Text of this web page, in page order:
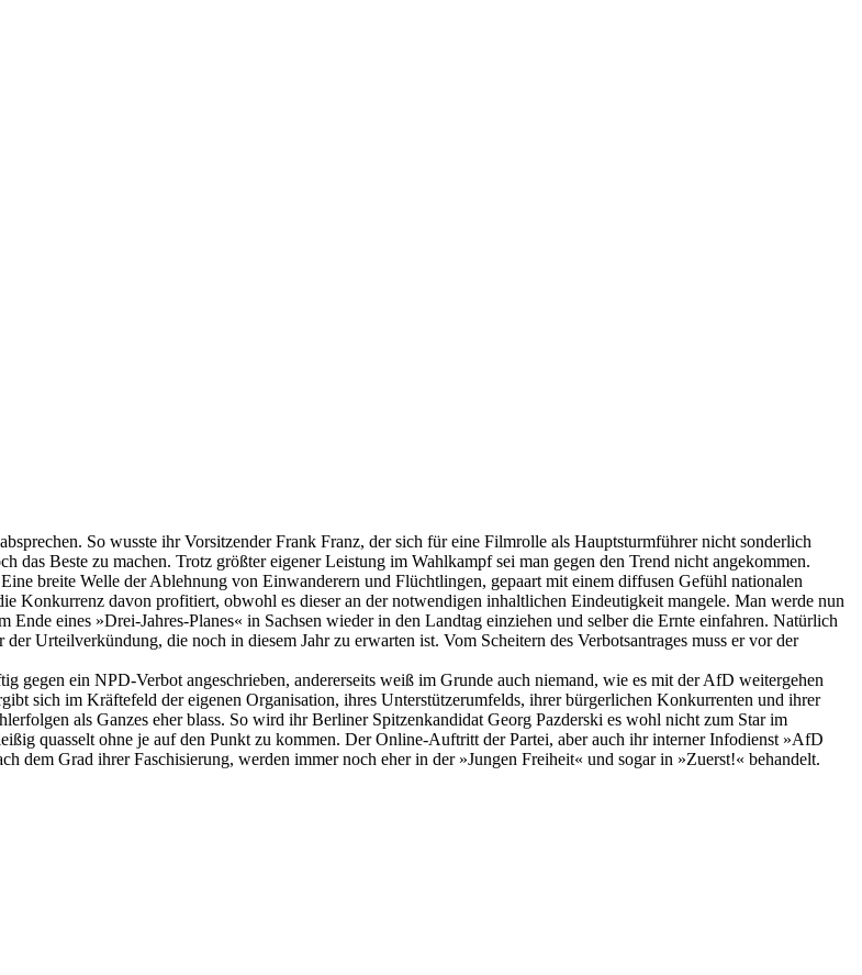
So wusste ihr Vorsitzender Frank Franz, der sich für eine Filmrolle als Hauptsturmführer nicht sonderlich
Beste zu machen. Trotz größter eigener Leistung im Wahlkampf sei man gegen den Trend nicht angekommen.
breite Welle der Ablehnung von Einwanderern und Flüchtlingen, gepaart mit einem diffusen Gefühl nationalen
Konkurrenz davon profitiert, obwohl es dieser an der notwendigen inhaltlichen Eindeutigkeit mangele. Man werde nun
eines »Drei-Jahres-Planes« in Sachsen wieder in den Landtag einziehen und selber die Ernte einfahren. Natürlich
Urteilverkündung, die noch in diesem Jahr zu erwarten ist. Vom Scheitern des Verbotsantrages muss er vor der
ein NPD-Verbot angeschrieben, andererseits weiß im Grunde auch niemand, wie es mit der AfD weitergehen
sich im Kräftefeld der eigenen Organisation, ihres Unterstützerumfelds, ihrer bürgerlichen Konkurrenten und ihrer
als Ganzes eher blass. So wird ihr Berliner Spitzenkandidat Georg Pazderski es wohl nicht zum Star im
quasselt ohne je auf den Punkt zu kommen. Der Online-Auftritt der Partei, aber auch ihr interner Infodienst »AfD
dem Grad ihrer Faschisierung, werden immer noch eher in der »Jungen Freiheit« und sogar in »Zuerst!« behandelt.